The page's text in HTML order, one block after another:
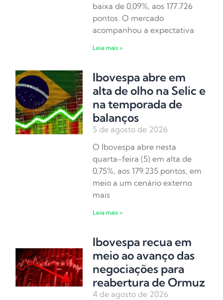
baixa de 0,09%, aos 177.726
pontos. O mercado
acompanhou a expectativa
Leia mais »
Ibovespa abre em
alta de olho na Selic e
na temporada de
balanços
5 de agosto de 2026
O Ibovespa abre nesta
quarta-feira (5) em alta de
0,75%, aos 179.235 pontos, em
meio a um cenário externo
mais
Leia mais »
Ibovespa recua em
meio ao avanço das
negociações para
reabertura de Ormuz
4 de agosto de 2026